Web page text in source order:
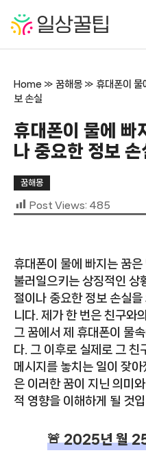
Home » 꿈해몽 » 휴대폰이 물
보 손실
휴대폰이 물에 빠
나 중요한 정보 손
꿈해몽
Post Views: 485
휴대폰이 물에 빠지는 꿈
불러일으키는 상징적인 상
절이나 중요한 정보 손실
니다. 제가 한 번은 친구와
그 꿈에서 제 휴대폰이 물
다. 그 이후로 실제로 그 친
메시지를 놓치는 일이 잦
은 이러한 꿈이 지닌 의미
적 영향을 이해하게 될 것입
🚨 2025년 월